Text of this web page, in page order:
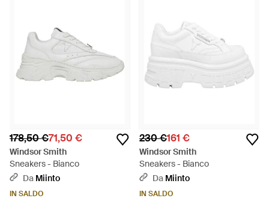
178,50 €71,50 €
Windsor Smith
Sneakers - Bianco
Da Miinto
IN SALDO
230 €161 €
Windsor Smith
Sneakers - Bianco
Da Miinto
IN SALDO